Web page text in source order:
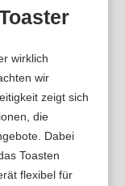
wirklich
wir
zeigt sich
die
Dabei
Toasten
flexibel für